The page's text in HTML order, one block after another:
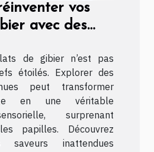
vos
avec des
de gibier n’est pas
étoilés. Explorer des
peut transformer
en une véritable
surprenant
papilles. Découvrez
saveurs inattendues